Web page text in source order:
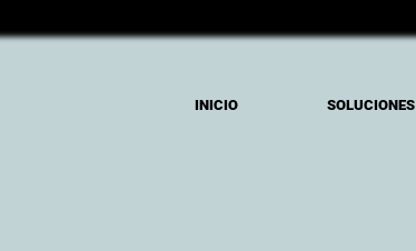
INICIO SOLUCIONES